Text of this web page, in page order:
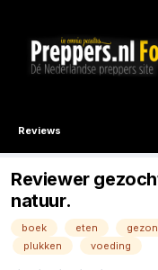
Reviews
Reviewer
natuur.
boek eten
plukken
voeding